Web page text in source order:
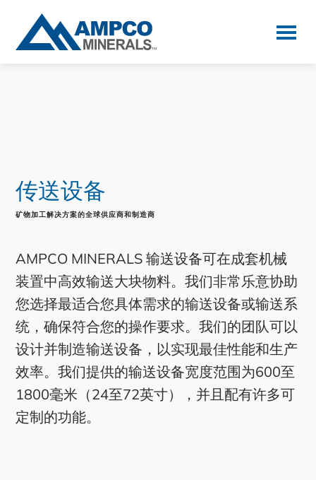
primary
main
传送设备
矿物加工解决方案的全球供应商和制造商
AMPCO MINERALS 输送设备可在成套机械
装置中高效输送大块物料。我们非常乐意协助
您选择最适合您具体需求的输送设备或输送系
统，确保符合您的操作要求。我们的团队可以
设计并制造输送设备，以实现最佳性能和生产
效率。我们提供的输送设备宽度范围为600至
1800毫米（24至72英寸），并且配有许多可
定制的功能。